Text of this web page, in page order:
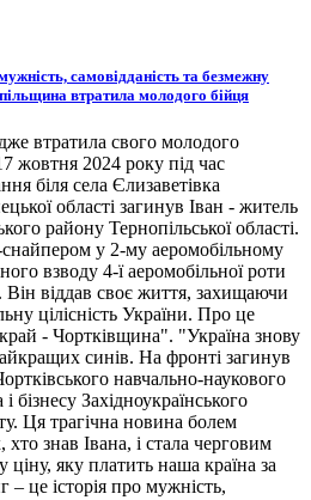
самовідданість та безмежну
втратила молодого бійця
втратила свого молодого
жовтня 2024 року під час
біля села Єлизаветівка
області загинув Іван - житель
району Тернопільської області.
у 2-му аеромобільному
взводу 4-ї аеромобільної роти
Він віддав своє життя, захищаючи
цілісність України. Про це
- Чортківщина". "Україна знову
синів. На фронті загинув
навчально-наукового
бізнесу Західноукраїнського
Ця трагічна новина болем
хто знав Івана, і стала черговим
яку платить наша країна за
це історія про мужність,